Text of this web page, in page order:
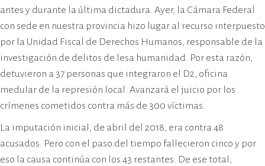
antes y durante la última dictadura. Ayer, la Cámara Federal
con sede en nuestra provincia hizo lugar al recurso interpuesto
por la Unidad Fiscal de Derechos Humanos, responsable de la
investigación de delitos de lesa humanidad. Por esta razón,
detuvieron a 37 personas que integraron el D2, oficina
medular de la represión local. Avanzará el juicio por los
crímenes cometidos contra más de 300 víctimas.
La imputación inicial, de abril del 2018, era contra 48
acusados. Pero con el paso del tiempo fallecieron cinco y por
eso la causa continúa con los 43 restantes. De ese total,